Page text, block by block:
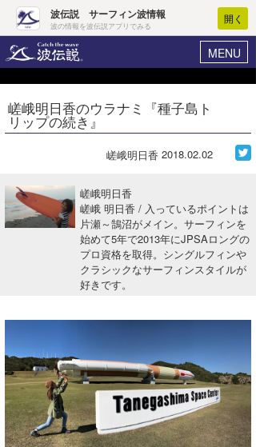
波伝説 サーフィン波情報
波の情報を波伝説アプリでみる
開く
MENU
ヘルプ マイホーム
ログイン
波情報･概況
WAVE HUNTER 波予想ツール
今月のプレゼント
嵯峨明日香のウラナミ『種子島ト
リップの続き』
嵯峨明日香 2018.02.02
嵯峨明日香
嵯峨 明日香 / 入っているポイントは
片瀬～鵠沼がメイン。サーフィンを
始めて5年で2013年にJPSAロングの
プロ資格を取得。シングルフィンや
クラシックなサーフィンスタイルが
好きです。
Core Surf Japan
アート＆エンタメ
湘南
千葉北
伊豆
お知らせ
その他
ルール＆How to